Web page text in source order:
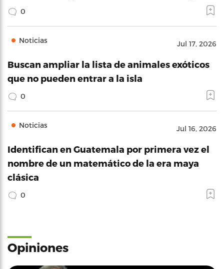
0
Noticias Jul 17, 2026
Buscan ampliar la lista de animales exóticos
que no pueden entrar a la isla
0
Noticias Jul 16, 2026
Identifican en Guatemala por primera vez el
nombre de un matemático de la era maya
clásica
0
Opiniones